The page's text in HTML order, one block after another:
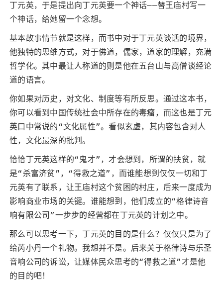
丁元英，于是提出向丁元英要一个神话——替王庙村写一
个神话，给她留一个念想。
基本故事情节就是这样，而书中对于丁元英谈话的境界，
他独特的思维方式，对于佛道，儒家，道家的理解，充满
哲学化。其中最让人称道的则是他在五台山与高僧谈经论
道的语言。
你如果对历史，对文化、制度等有所反思。通过这本书，
你可以看到中国传统社会中所存在的毒瘤，而这也是丁元
英口中常说的“文化属性”。看似玄虚，其内容包含对人
性，文化最深的批判。
恰恰丁元英这样的“鬼才”，才会想到，所谓的扶贫，就
是“杀富济贫”，“得救之道”，而谁能想到仅仅一切和丁
元英有了联系，让王庙村这个贫困的村庄，后来一度成为
影响商业市场的关键。谁能想到，他们成立的“格律诗音
响有限公司”一步步的经营都在丁元英的计划之中。
那么可以思考一下，丁元英的目的是什么？仅仅只是为了
给芮小丹一个礼物。我想并不是。后来关于格律诗与乐圣
音响公司的诉讼，让媒体民众思考的“得救之道”才是他
的目的吧！